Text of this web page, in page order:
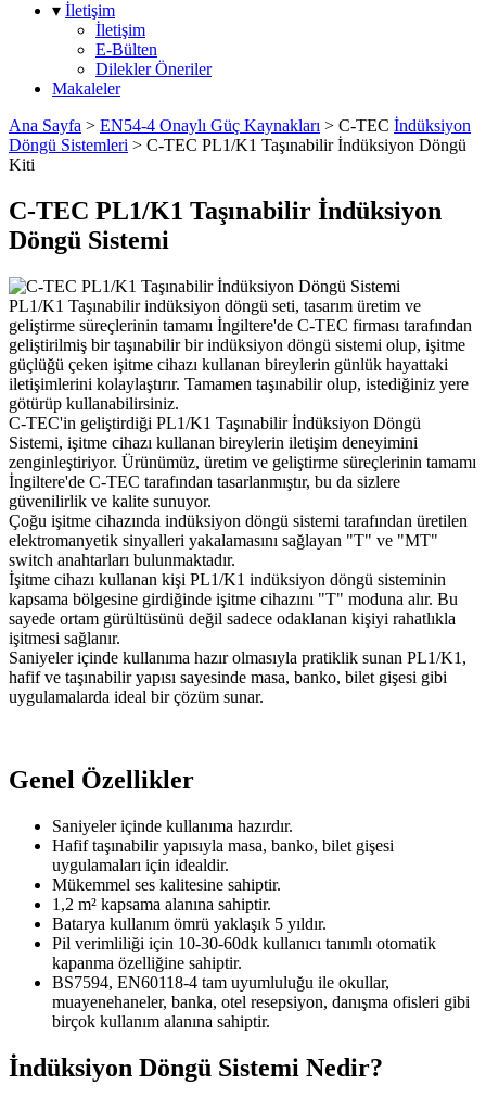
▾ İletişim
İletişim
E-Bülten
Dilekler Öneriler
Makaleler
Ana Sayfa > EN54-4 Onaylı Güç Kaynakları > C-TEC İndüksiyon
Döngü Sistemleri > C-TEC PL1/K1 Taşınabilir İndüksiyon Döngü
Kiti
C-TEC PL1/K1 Taşınabilir İndüksiyon
Döngü Sistemi
PL1/K1 Taşınabilir indüksiyon döngü seti, tasarım üretim ve
geliştirme süreçlerinin tamamı İngiltere'de C-TEC firması tarafından
geliştirilmiş bir taşınabilir bir indüksiyon döngü sistemi olup, işitme
güçlüğü çeken işitme cihazı kullanan bireylerin günlük hayattaki
iletişimlerini kolaylaştırır. Tamamen taşınabilir olup, istediğiniz yere
götürüp kullanabilirsiniz.
C-TEC'in geliştirdiği PL1/K1 Taşınabilir İndüksiyon Döngü
Sistemi, işitme cihazı kullanan bireylerin iletişim deneyimini
zenginleştiriyor. Ürünümüz, üretim ve geliştirme süreçlerinin tamamı
İngiltere'de C-TEC tarafından tasarlanmıştır, bu da sizlere
güvenilirlik ve kalite sunuyor.
Çoğu işitme cihazında indüksiyon döngü sistemi tarafından üretilen
elektromanyetik sinyalleri yakalamasını sağlayan "T" ve "MT"
switch anahtarları bulunmaktadır.
İşitme cihazı kullanan kişi PL1/K1 indüksiyon döngü sisteminin
kapsama bölgesine girdiğinde işitme cihazını "T" moduna alır. Bu
sayede ortam gürültüsünü değil sadece odaklanan kişiyi rahatlıkla
işitmesi sağlanır.
Saniyeler içinde kullanıma hazır olmasıyla pratiklik sunan PL1/K1,
hafif ve taşınabilir yapısı sayesinde masa, banko, bilet gişesi gibi
uygulamalarda ideal bir çözüm sunar.
Genel Özellikler
Saniyeler içinde kullanıma hazırdır.
Hafif taşınabilir yapısıyla masa, banko, bilet gişesi
uygulamaları için idealdir.
Mükemmel ses kalitesine sahiptir.
1,2 m² kapsama alanına sahiptir.
Batarya kullanım ömrü yaklaşık 5 yıldır.
Pil verimliliği için 10-30-60dk kullanıcı tanımlı otomatik
kapanma özelliğine sahiptir.
BS7594, EN60118-4 tam uyumluluğu ile okullar,
muayenehaneler, banka, otel resepsiyon, danışma ofisleri gibi
birçok kullanım alanına sahiptir.
İndüksiyon Döngü Sistemi Nedir?